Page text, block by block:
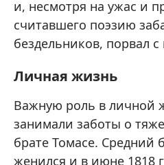
и, несмотря на ужас и
считавшего поэзию
бездельников, порвал
Личная жизнь
Важную роль в личной
занимали заботы о
брате Томасе. Средний
женился и в июне 1818